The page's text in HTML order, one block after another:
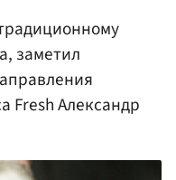
заметил
Fresh Александр